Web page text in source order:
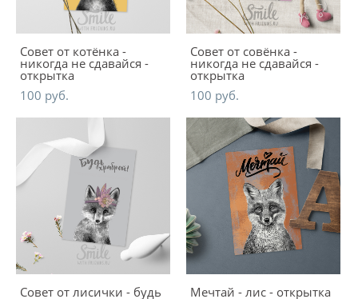
Совет от котёнка -
никогда не сдавайся -
открытка
100 pуб.
Совет от совёнка -
никогда не сдавайся -
открытка
100 pуб.
Совет от лисички - будь
Мечтай - лис - открытка